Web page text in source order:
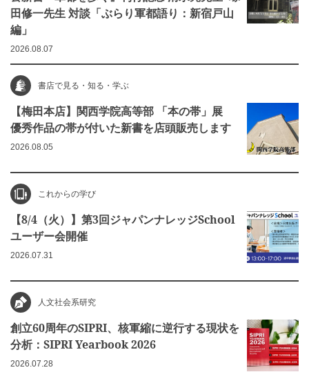
田修一先生 対談「ぶらり軍都語り：新宿戸山
編」
2026.08.07
書店で見る・知る・学ぶ
【梅田本店】関西学院高等部 「本の帯」展
優秀作品の帯が付いた新書を店頭販売します
2026.08.05
これからの学び
【8/4（火）】第3回ジャパンナレッジSchool
ユーザー会開催
2026.07.31
人文社会系研究
創立60周年のSIPRI、核軍縮に逆行する現状を
分析：SIPRI Yearbook 2026
2026.07.28